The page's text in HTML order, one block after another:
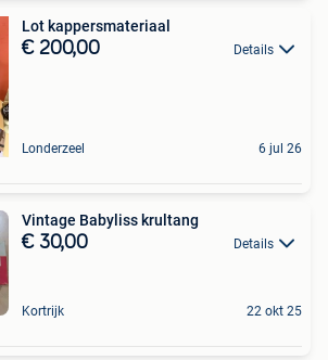
Lot kappersmateriaal
€ 200,00 Details
Londerzeel 6 jul 26
Vintage Babyliss krultang
€ 30,00 Details
Kortrijk 22 okt 25